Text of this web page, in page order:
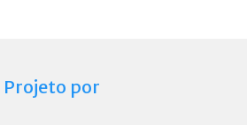
Projeto por